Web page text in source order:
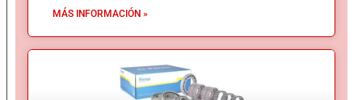
MÁS INFORMACIÓN »